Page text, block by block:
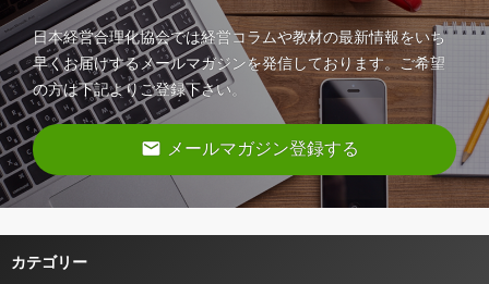
日本経営合理化協会では経営コラムや教材の最新情報をいち
早くお届けするメールマガジンを発信しております。ご希望
の方は下記よりご登録下さい。
email メールマガジン登録する
カテゴリー